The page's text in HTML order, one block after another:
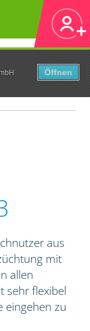
Öffnen
aus
mit
allen
sehr flexibel
eingehen zu